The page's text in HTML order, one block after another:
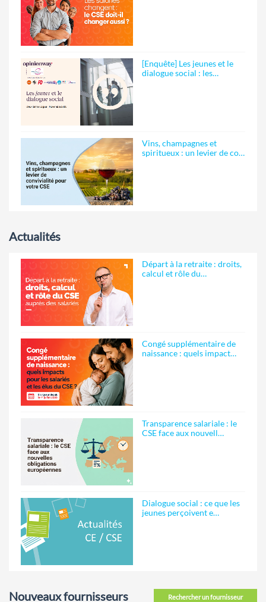
[Enquête] Les jeunes et le
dialogue social : les…
Vins, champagnes et
spiritueux : un levier de co…
Actualités
Départ à la retraite : droits,
calcul et rôle du…
Congé supplémentaire de
naissance : quels impact…
Transparence salariale : le
CSE face aux nouvell…
Dialogue social : ce que les
jeunes perçoivent e…
Rechercher un fournisseur
Nouveaux fournisseurs